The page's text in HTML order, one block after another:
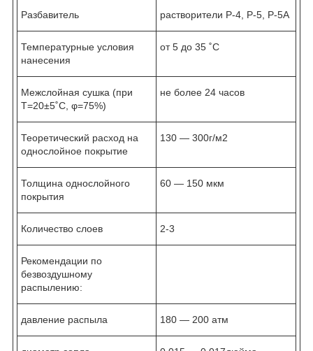
Разбавитель растворители Р-4, Р-5, Р-5А
Температурные условия
нанесения
от 5 до 35 ˚C
Межслойная сушка (при
Т=20±5˚C, φ=75%)
не более 24 часов
Теоретический расход на
однослойное покрытие
130 ― 300г/м2
Толщина однослойного
покрытия
60 ― 150 мкм
Количество слоев 2-3
Рекомендации по
безвоздушному
распылению:
давление распыла 180 ― 200 атм